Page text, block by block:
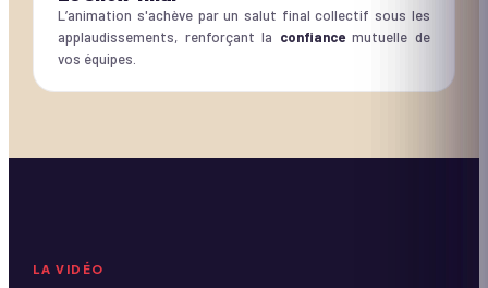
L’animation s'achève par un salut final collectif sous les
applaudissements, renforçant la confiancemutuelle de
vos équipes.
DURÉE ·
LA VIDÉO